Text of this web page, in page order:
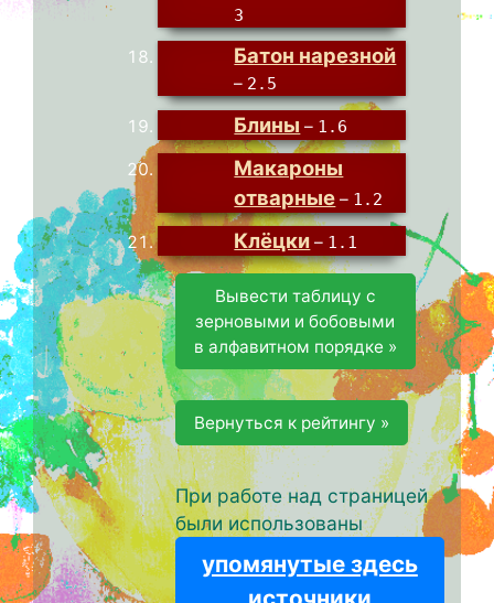
3
Батон нарезной
– 2.5
Блины – 1.6
Макароны
отварные – 1.2
Клёцки – 1.1
Вывести таблицу с
зерновыми и бобовыми
в алфавитном порядке »
Вернуться к рейтингу »
При работе над страницей
были использованы
упомянутые здесь